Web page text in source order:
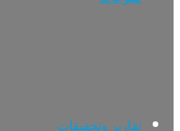
تقارير وتحقيقات